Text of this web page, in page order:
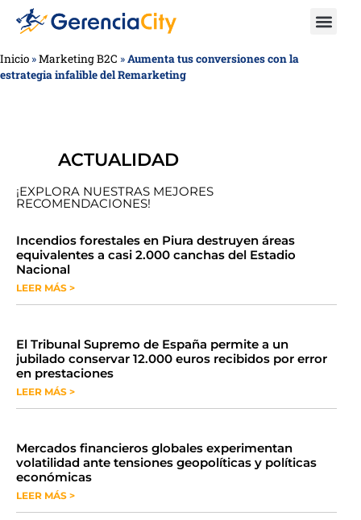
Inicio »Marketing B2C »Aumenta tus conversiones con la
estrategia infalible del Remarketing
ACTUALIDAD
¡EXPLORA NUESTRAS MEJORES
RECOMENDACIONES!
​​​​Incendios forestales en Piura destruyen áreas
equivalentes a casi 2.000 canchas del Estadio
Nacional
LEER MÁS >
​El Tribunal Supremo de España permite a un
jubilado conservar 12.000 euros recibidos por error
en prestaciones
LEER MÁS >
Mercados financieros globales experimentan
volatilidad ante tensiones geopolíticas y políticas
económicas
LEER MÁS >